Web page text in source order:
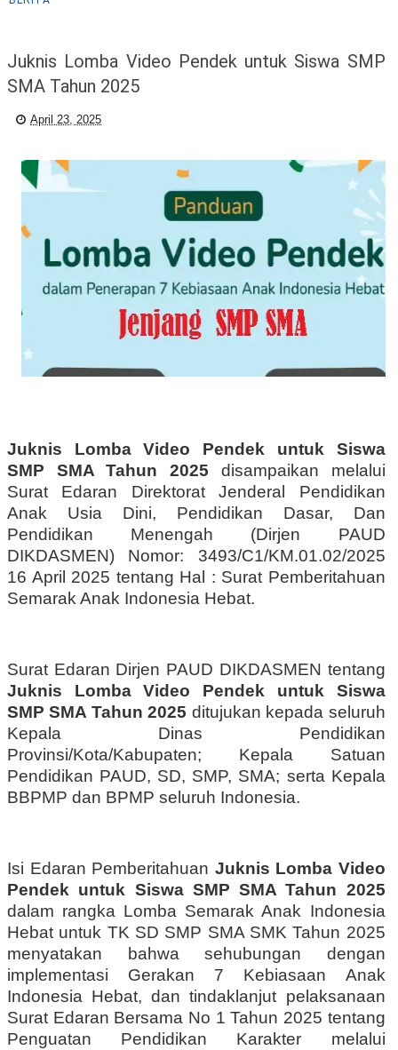
Juknis Lomba Video Pendek untuk Siswa SMP
SMA Tahun 2025
April 23, 2025
Juknis Lomba Video Pendek untuk Siswa
SMP SMA Tahun 2025 disampaikan melalui
Surat Edaran Direktorat Jenderal Pendidikan
Anak Usia Dini, Pendidikan Dasar, Dan
Pendidikan Menengah (Dirjen PAUD
DIKDASMEN) Nomor: 3493/C1/KM.01.02/2025
16 April 2025 tentang Hal : Surat Pemberitahuan
Semarak Anak Indonesia Hebat.
Surat Edaran Dirjen PAUD DIKDASMEN tentang
Juknis Lomba Video Pendek untuk Siswa
SMP SMA Tahun 2025 ditujukan kepada seluruh
Kepala Dinas Pendidikan
Provinsi/Kota/Kabupaten; Kepala Satuan
Pendidikan PAUD, SD, SMP, SMA; serta Kepala
BBPMP dan BPMP seluruh Indonesia.
Isi Edaran Pemberitahuan Juknis Lomba Video
Pendek untuk Siswa SMP SMA Tahun 2025
dalam rangka Lomba Semarak Anak Indonesia
Hebat untuk TK SD SMP SMA SMK Tahun 2025
menyatakan bahwa sehubungan dengan
implementasi Gerakan 7 Kebiasaan Anak
Indonesia Hebat, dan tindaklanjut pelaksanaan
Surat Edaran Bersama No 1 Tahun 2025 tentang
Penguatan Pendidikan Karakter melalui